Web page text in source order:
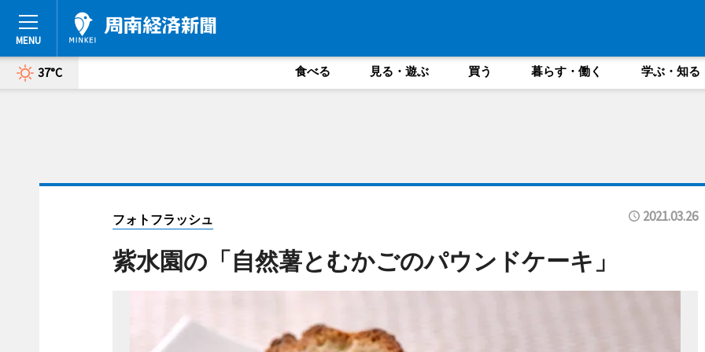
37°C 食べる 見る・遊ぶ 買う 暮らす・働く 学ぶ・知る
フォトフラッシュ 2021.03.26
紫水園の「自然薯とむかごのパウンドケーキ」